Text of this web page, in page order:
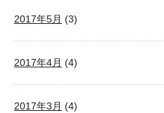
2017年5月 (3)
2017年4月 (4)
2017年3月 (4)